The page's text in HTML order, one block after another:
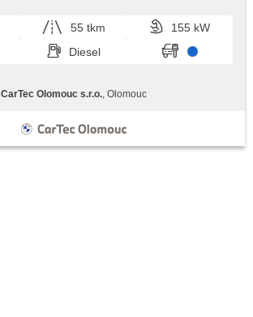
55 tkm
155 kW
Diesel
CarTec Olomouc s.r.o., Olomouc